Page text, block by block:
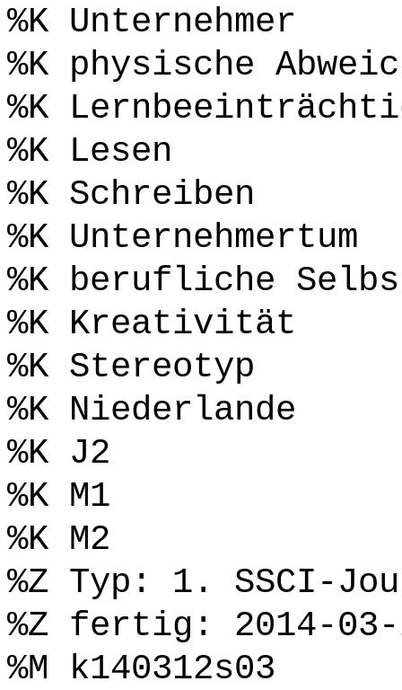
%K Unternehmer
%K physische
%K
%K Lesen
%K Schreiben
%K Unternehmertum
%K berufliche
%K Kreativität
%K Stereotyp
%K Niederlande
%K J2
%K M1
%K M2
%Z Typ: 1. SSCI-
%Z fertig: 2014-03-
%M k140312s03